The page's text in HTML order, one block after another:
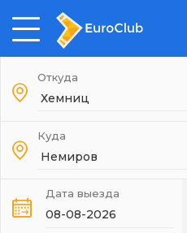
Откуда
Куда
Дата выезда